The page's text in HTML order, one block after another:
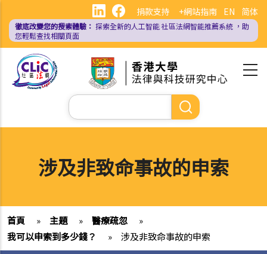
內
EN 简体
捐款支持 +網站指南
徹底改變您的搜索體驗： 探索全新的人工智能社區法網智能推薦系統 ，助
您輕鬆查找相關頁面
Search
涉及非致命事故的申索
首頁 » 主題 » 醫療疏忽
»
我可以申索到多少錢？
» 涉及非致命事故的申索